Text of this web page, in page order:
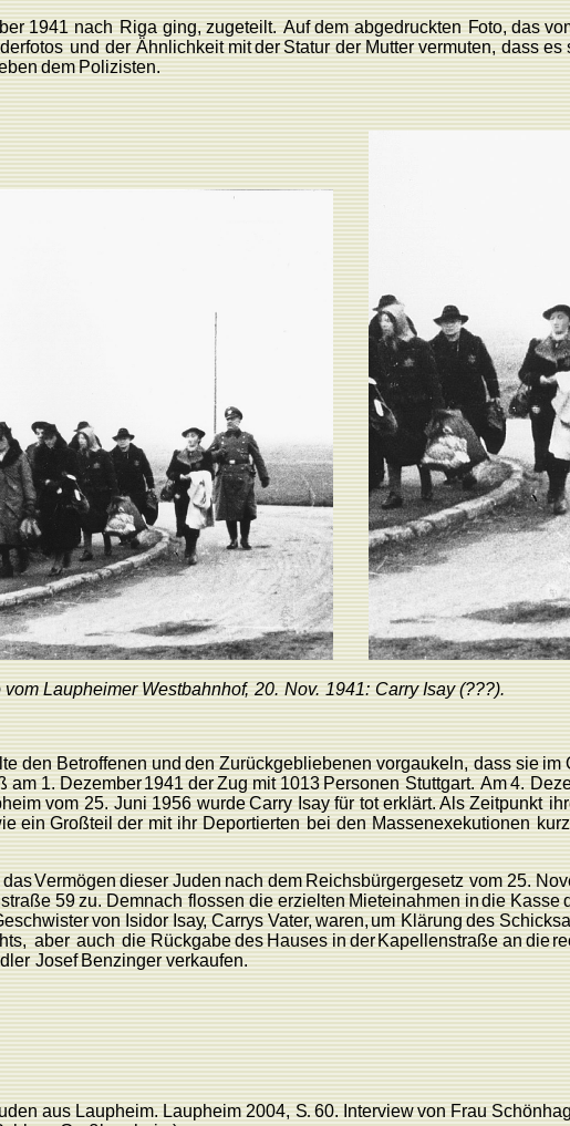
1941 nach Riga ging,zugeteilt. Auf dem abgedruckten Foto, das
und der Ähnlichkeitmitder Statur der Mutter vermuten, dass es
dem Polizisten.
vom LaupheimerWestbahnhof, 20. Nov. 1941: CarryIsay (???).
denBetroffenenund den Zurückgebliebenen vorgaukeln, dass sie im
am 1. Dezember1941 der Zug mit1013 Personen Stuttgart. Am 4.
vom 25. Juni 1956 wurdeCarry Isay für tot erklärt.Als Zeitpunkt
ein Großteil der mit ihr Deportierten bei den Massenexekutionen kurz
dasVermögen dieser Judennach dem Reichsbürgergesetz vom 25.
59zu.Demnach flossen die erzieltenMieteinahmen indie Kasse
von Isidor Isay, Carrys Vater,waren,um Klärungdes
aber auch dieRückgabe desHauses inderKapellenstraße andie
Josef Benzinger verkaufen.
ausLaupheim. Laupheim 2004, S.60.Interviewvon Frau